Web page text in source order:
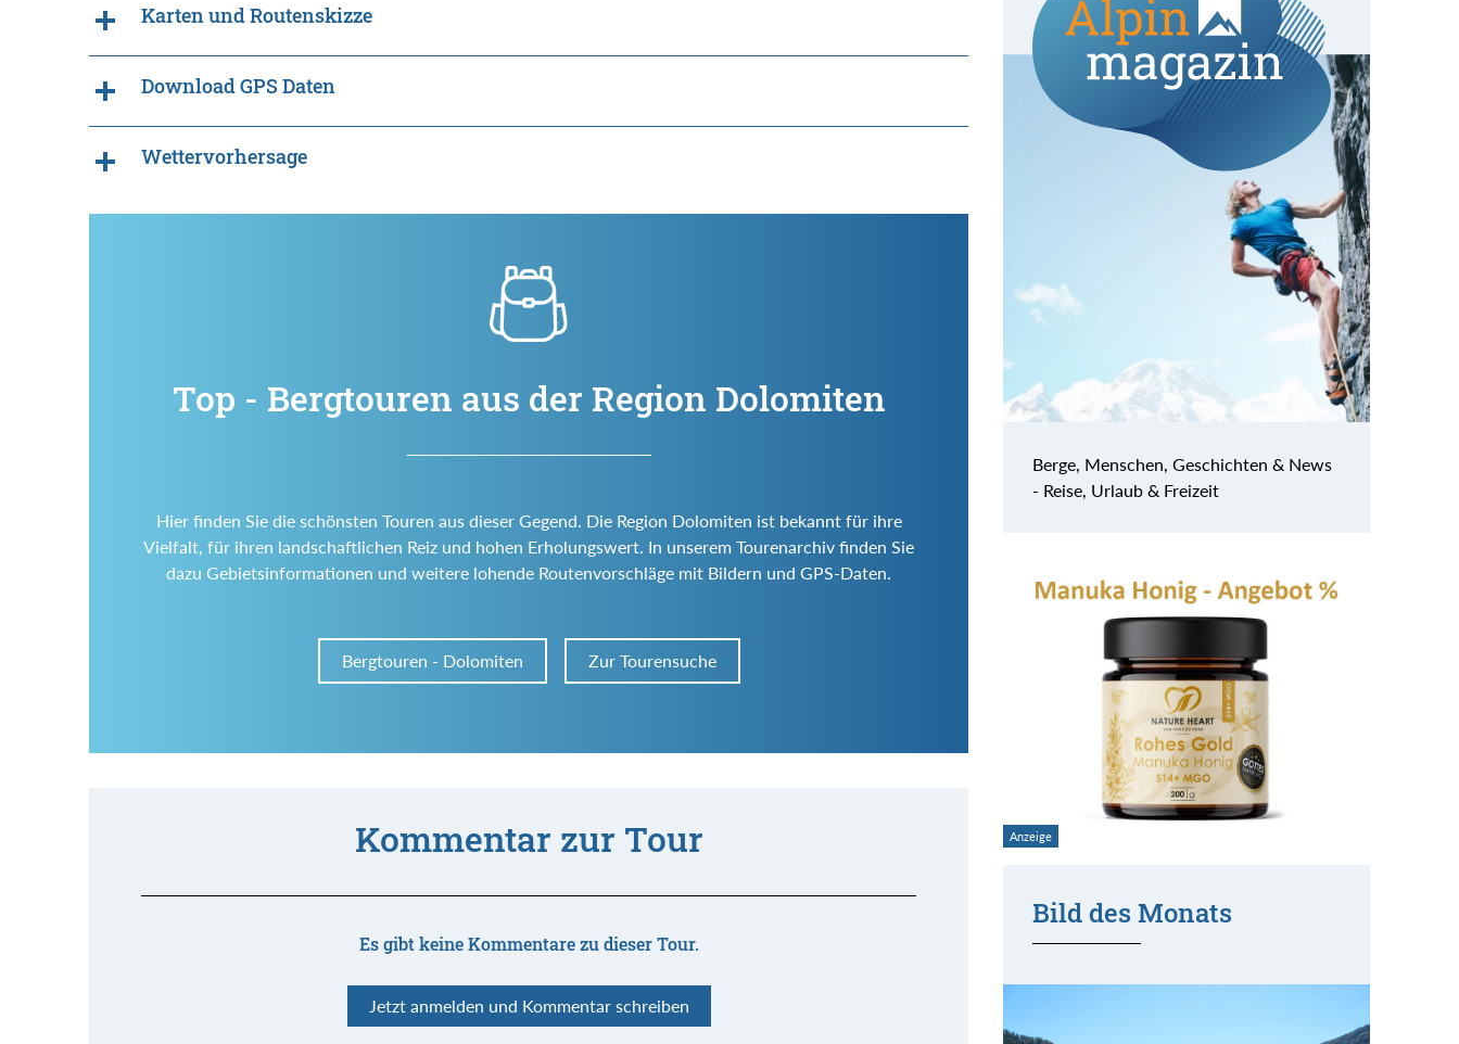
Karten und Routenskizze
Download GPS Daten
Wettervorhersage
Top - Bergtouren aus der Region Dolomiten
Hier finden Sie die schönsten Touren aus dieser Gegend. Die Region Dolomiten ist bekannt für ihre
Vielfalt, für ihren landschaftlichen Reiz und hohen Erholungswert. In unserem Tourenarchiv finden Sie
dazu Gebietsinformationen und weitere lohende Routenvorschläge mit Bildern und GPS-Daten.
Bergtouren - Dolomiten Zur Tourensuche
Kommentar zur Tour
Es gibt keine Kommentare zu dieser Tour.
Jetzt anmelden und Kommentar schreiben
Berge, Menschen, Geschichten & News
- Reise, Urlaub & Freizeit
Bild des Monats